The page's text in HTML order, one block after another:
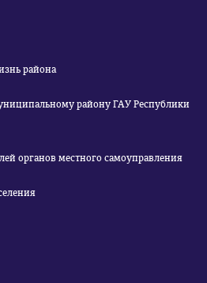
района
району ГАУ Республики
органов местного самоуправления